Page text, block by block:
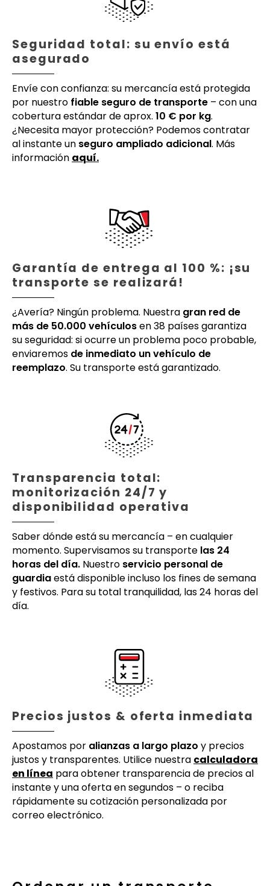
Seguridad total: su envío está
asegurado
Envíe con confianza: su mercancía está protegida
por nuestro fiable seguro de transporte – con una
cobertura estándar de aprox. 10 € por kg.
¿Necesita mayor protección? Podemos contratar
al instante un seguro ampliado adicional. Más
información aquí.
Garantía de entrega al 100 %: ¡su
transporte se realizará!
¿Avería? Ningún problema. Nuestra gran red de
más de 50.000 vehículosen 38 países garantiza
su seguridad: si ocurre un problema poco probable,
enviaremos de inmediato un vehículo de
reemplazo. Su transporte está garantizado.
Transparencia total:
monitorización 24/7 y
disponibilidad operativa
Saber dónde está su mercancía – en cualquier
momento. Supervisamos su transporte las 24
horas del día. Nuestro servicio personal de
guardiaestá disponible incluso los fines de semana
y festivos. Para su total tranquilidad, las 24 horas del
día.
Precios justos & oferta inmediata
Apostamos por alianzas a largo plazo y precios
justos y transparentes. Utilice nuestra calculadora
en línea para obtener transparencia de precios al
instante y una oferta en segundos – o reciba
rápidamente su cotización personalizada por
correo electrónico.